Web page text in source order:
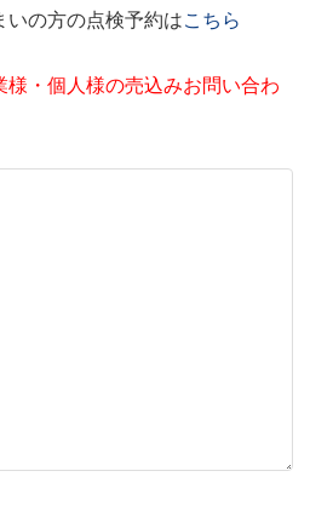
いの方の点検予約はこちら
様・個人様の売込みお問い合わ